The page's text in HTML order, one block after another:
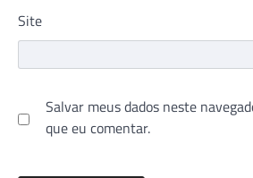
Site
Salvar meus dados neste
que eu comentar.